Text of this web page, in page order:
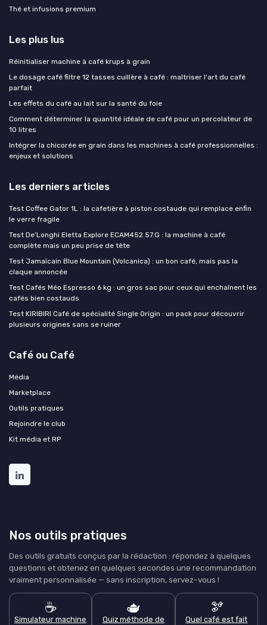
Thé et infusions premium
Les plus lus
Réinitialiser machine à café krups à grain
Le dosage café filtre 12 tasses cuillère à café : maîtriser l'art du café
parfait
Les effets du café au lait sur la santé du foie
Comment déterminer la quantité idéale de café pour un percolateur de
10 litres
Intégrer la chicorée en grain dans les machines à café professionnelles :
enjeux et solutions
Les derniers articles
Test Coffee Gator 1L : la cafetière à piston costaude qui remplace enfin
le verre fragile
Test De’Longhi Eletta Explore ECAM452.57.G : la machine à café
complète mais un peu prise de tête
Test Jamaïcain Blue Mountain (Volcanica) : un bon café, mais pas la
claque annoncée
Test Cafés Méo Espresso 6 kg : un gros sac pour ceux qui enchaînent les
cafés bien costauds
Test KIRIBIRI Café de spécialité Single Origin : un pack pour découvrir
plusieurs origines sans se ruiner
Café ou Café
Média
Marketplace
Outils pratiques
Rejoindre le club
Kit média et RP
Nos outils pratiques
Des outils gratuits conçus par la rédaction : répondez à quelques
questions et obtenez en quelques secondes une recommandation
vraiment personnalisée — sans inscription, servez-vous !
☕
Simulateur machine
🫖
Quiz méthode de
🫘
Quel café est fait